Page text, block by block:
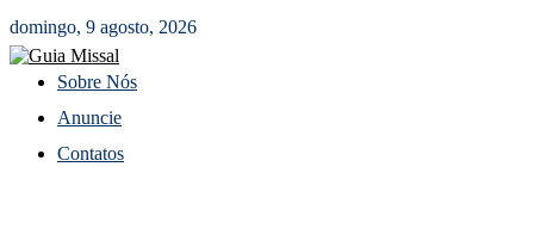
domingo, 9 agosto, 2026
Sobre Nós
Anuncie
Contatos